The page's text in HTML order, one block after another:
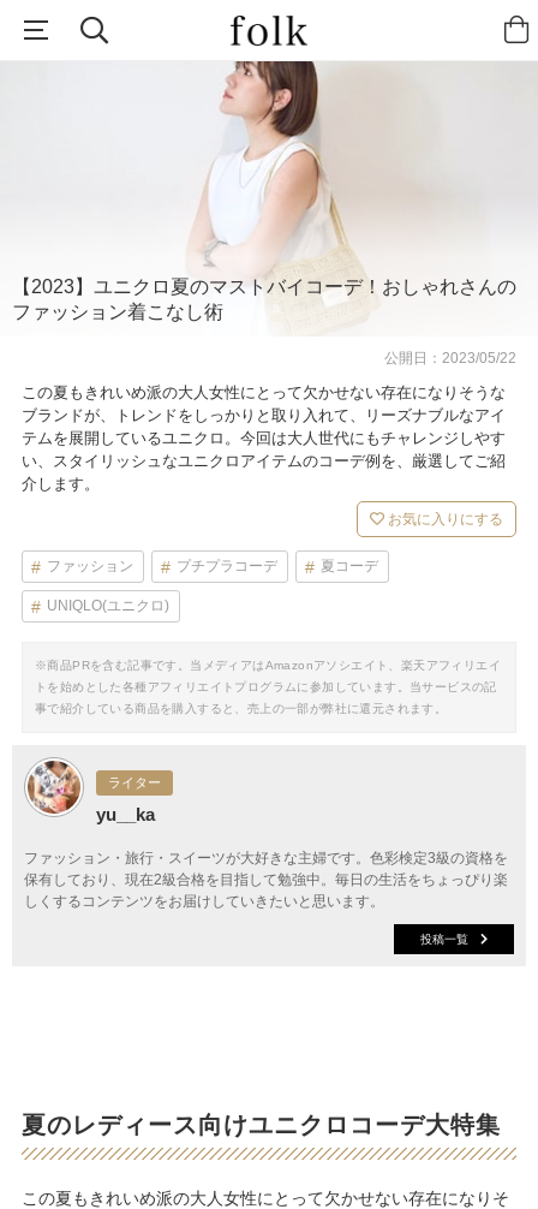
【2023】ユニクロ夏のマストバイコーデ！おしゃれさんの
ファッション着こなし術
公開日：2023/05/22
この夏もきれいめ派の大人女性にとって欠かせない存在になりそうな
ブランドが、トレンドをしっかりと取り入れて、リーズナブルなアイ
テムを展開しているユニクロ。今回は大人世代にもチャレンジしやす
い、スタイリッシュなユニクロアイテムのコーデ例を、厳選してご紹
介します。
お気に入りにする
ファッション プチプラコーデ 夏コーデ
UNIQLO(ユニクロ)
※商品PRを含む記事です。当メディアはAmazonアソシエイト、楽天アフィリエイ
トを始めとした各種アフィリエイトプログラムに参加しています。当サービスの記
事で紹介している商品を購入すると、売上の一部が弊社に還元されます。
ライター
yu__ka
ファッション・旅行・スイーツが大好きな主婦です。色彩検定3級の資格を
保有しており、現在2級合格を目指して勉強中。毎日の生活をちょっぴり楽
しくするコンテンツをお届けしていきたいと思います。
投稿一覧
夏のレディース向けユニクロコーデ大特集
この夏もきれいめ派の大人女性にとって欠かせない存在になりそ